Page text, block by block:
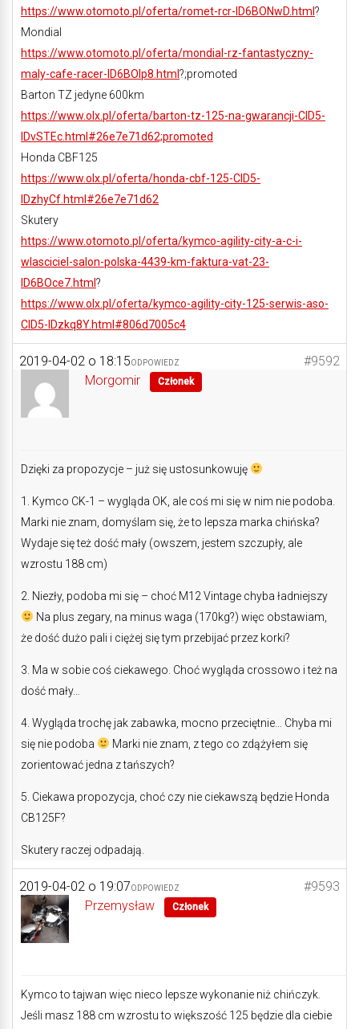
https://www.otomoto.pl/oferta/romet-rcr-ID6BONwD.html ?
Mondial
https://www.otomoto.pl/oferta/mondial-rz-fantastyczny-
maly-cafe-racer-ID6BOlp8.html ?;promoted
Barton TZ jedyne 600km
https://www.olx.pl/oferta/barton-tz-125-na-gwarancji-CID5-
IDvSTEc.html#26e7e71d62;promoted
Honda CBF125
https://www.olx.pl/oferta/honda-cbf-125-CID5-
IDzhyCf.html#26e7e71d62
Skutery
https://www.otomoto.pl/oferta/kymco-agility-city-a-c-i-
wlasciciel-salon-polska-4439-km-faktura-vat-23-
ID6BOce7.html ?
https://www.olx.pl/oferta/kymco-agility-city-125-serwis-aso-
CID5-IDzkq8Y.html#806d7005c4
2019-04-02 o 18:15 #9592
ODPOWIEDZ
Morgomir Członek
Dzięki za propozycje – już się ustosunkowuję
1. Kymco CK-1 – wygląda OK, ale coś mi się w nim nie podoba.
Marki nie znam, domyślam się, że to lepsza marka chińska?
Wydaje się też dość mały (owszem, jestem szczupły, ale
wzrostu 188 cm)
2. Niezły, podoba mi się – choć M12 Vintage chyba ładniejszy
Na plus zegary, na minus waga (170kg?) więc obstawiam,
że dość dużo pali i ciężej się tym przebijać przez korki?
3. Ma w sobie coś ciekawego. Choć wygląda crossowo i też na
dość mały…
4. Wygląda trochę jak zabawka, mocno przeciętnie… Chyba mi
się nie podoba
Marki nie znam, z tego co zdążyłem się
zorientować jedna z tańszych?
5. Ciekawa propozycja, choć czy nie ciekawszą będzie Honda
CB125F?
Skutery raczej odpadają.
2019-04-02 o 19:07 #9593
ODPOWIEDZ
Przemysław Członek
Kymco to tajwan więc nieco lepsze wykonanie niż chińczyk.
Jeśli masz 188 cm wzrostu to większość 125 będzie dla ciebie